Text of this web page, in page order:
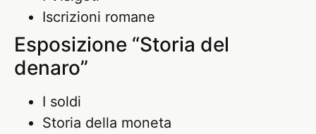
Iscrizioni romane
Esposizione “Storia del
denaro”
I soldi
Storia della moneta